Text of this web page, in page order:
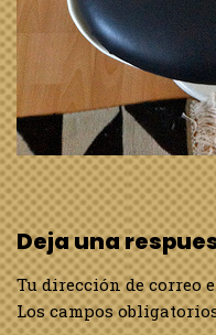
Deja una
Tu dirección de correo
Los campos